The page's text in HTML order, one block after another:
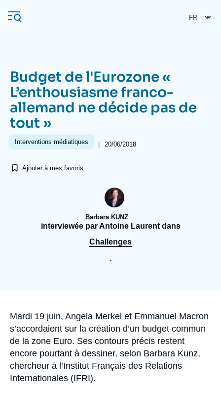
au
contenu
Navigation
principale
L'Ifri
Analyses
Se connecter
Budget de l'Eurozone «
L’enthousiasme franco-
allemand ne décide pas de
tout »
Interventions médiatiques | 20/06/2018
Ajouter à mes favoris
Barbara KUNZ
interviewée par Antoine Laurent dans
Challenges
.
Accroche
Mardi 19 juin, Angela Merkel et Emmanuel Macron
s’accordaient sur la création d’un budget commun
de la zone Euro. Ses contours précis restent
encore pourtant à dessiner, selon Barbara Kunz,
chercheur à l’Institut Français des Relations
Internationales (IFRI).